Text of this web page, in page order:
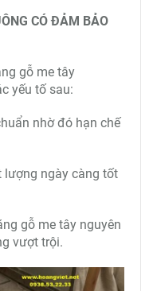
CÓ ĐẢM BẢO
gỗ me tây
yếu tố sau:
nhờ đó hạn chế
lượng ngày càng tốt
gỗ me tây nguyên
vượt trội.